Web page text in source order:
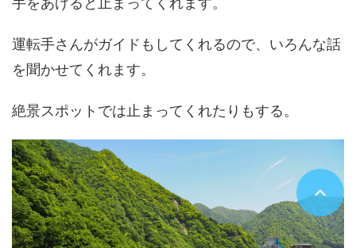
運転手さんがガイドもしてくれるので、いろんな話
を聞かせてくれます。
絶景スポットでは止まってくれたりもする。